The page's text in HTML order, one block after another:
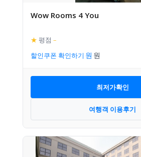
Wow Rooms 4 You
★ 평점 –
할인쿠폰 확인하기
최저가확인
여행객 이용후기